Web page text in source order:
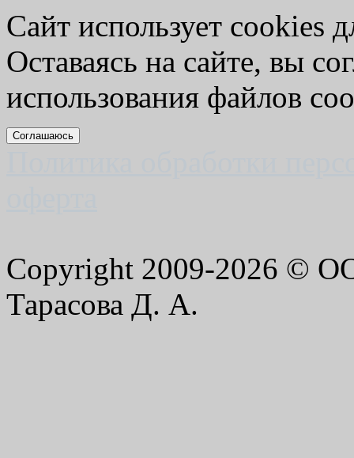
Сайт использует cookies
Оставаясь на сайте, вы
использования файлов
Соглашаюсь
Copyright 2009-2026 ©
Тарасова Д. А.